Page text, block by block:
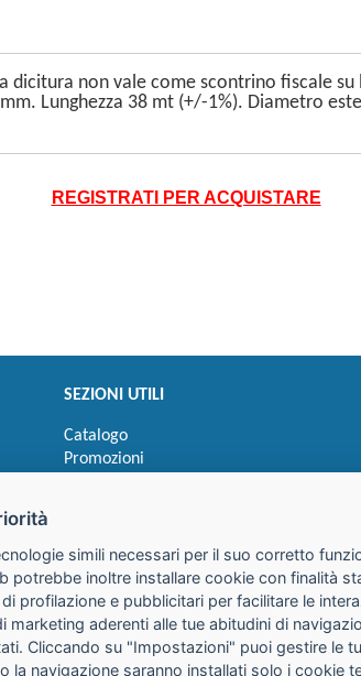
dicitura non vale come scontrino fiscale
mm. Lunghezza 38 mt (+/-1%). Diametro
REGISTRATI PER ACQUISTARE
SEZIONI UTILI
Catalogo
Promozioni
simili necessari per il suo corretto
potrebbe inoltre installare cookie con finalità
profilazione e pubblicitari per facilitare le
aderenti alle tue abitudini di
Cliccando su "Impostazioni" puoi gestire le
la navigazione saranno installati solo i cookie